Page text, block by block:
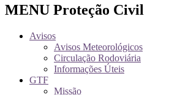
MENU Proteção Civil
Avisos
Avisos Meteorológicos
Circulação Rodoviária
Informações Úteis
GTF
Missão